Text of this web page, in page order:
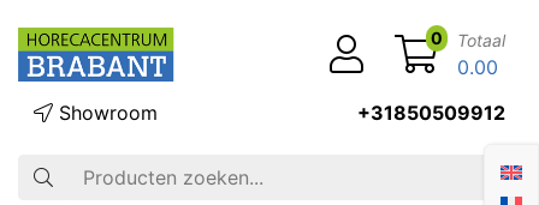
Zoek op
Showroom +31850509912
0 Totaal
0.00